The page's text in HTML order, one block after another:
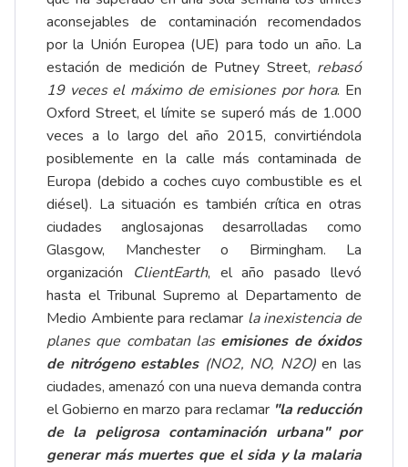
aconsejables de contaminación recomendados
por la Unión Europea (UE) para todo un año. La
estación de medición de Putney Street, rebasó
19 veces el máximo de emisiones por hora. En
Oxford Street, el límite se superó más de 1.000
veces a lo largo del año 2015, convirtiéndola
posiblemente en la calle más contaminada de
Europa (debido a coches cuyo combustible es el
diésel). La situación es también crítica en otras
ciudades anglosajonas desarrolladas como
Glasgow, Manchester o Birmingham. La
organización ClientEarth, el año pasado llevó
hasta el Tribunal Supremo al Departamento de
Medio Ambiente para reclamar la inexistencia de
planes que combatan las emisiones de óxidos
de nitrógeno estables(NO2, NO, N2O)en las
ciudades, amenazó con una nueva demanda contra
el Gobierno en marzo para reclamar "la reducción
de la peligrosa contaminación urbana" por
generar más muertes que el sida y la malaria